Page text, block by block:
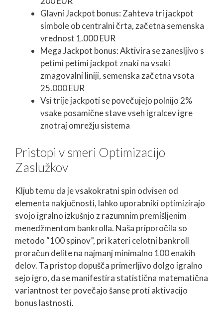
Glavni Jackpot bonus: Zahteva tri jackpot
simbole ob centralni črta, začetna semenska
vrednost 1.000 EUR
Mega Jackpot bonus: Aktivira se zanesljivo s
petimi petimi jackpot znaki na vsaki
zmagovalni liniji, semenska začetna vsota
25.000 EUR
Vsi trije jackpoti se povečujejo polnijo 2%
vsake posamične stave vseh igralcev igre
znotraj omrežju sistema
Pristopi v smeri Optimizacijo
Zaslužkov
Kljub temu da je vsakokratni spin odvisen od
elementa nakjučnosti, lahko uporabniki optimizirajo
svojo igralno izkušnjo z razumnim premišljenim
menedžmentom bankrolla. Naša priporočila so
metodo “100 spinov”, pri kateri celotni bankroll
proračun delite na najmanj minimalno 100 enakih
delov. Ta pristop dopušča primerljivo dolgo igralno
sejo igro, da se manifestira statistična matematična
variantnost ter povečajo šanse proti aktivacijo
bonus lastnosti.